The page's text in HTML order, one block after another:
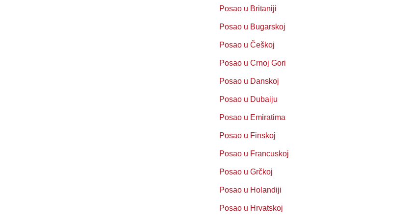
Posao u Britaniji
Posao u Bugarskoj
Posao u Češkoj
Posao u Crnoj Gori
Posao u Danskoj
Posao u Dubaiju
Posao u Emiratima
Posao u Finskoj
Posao u Francuskoj
Posao u Grčkoj
Posao u Holandiji
Posao u Hrvatskoj